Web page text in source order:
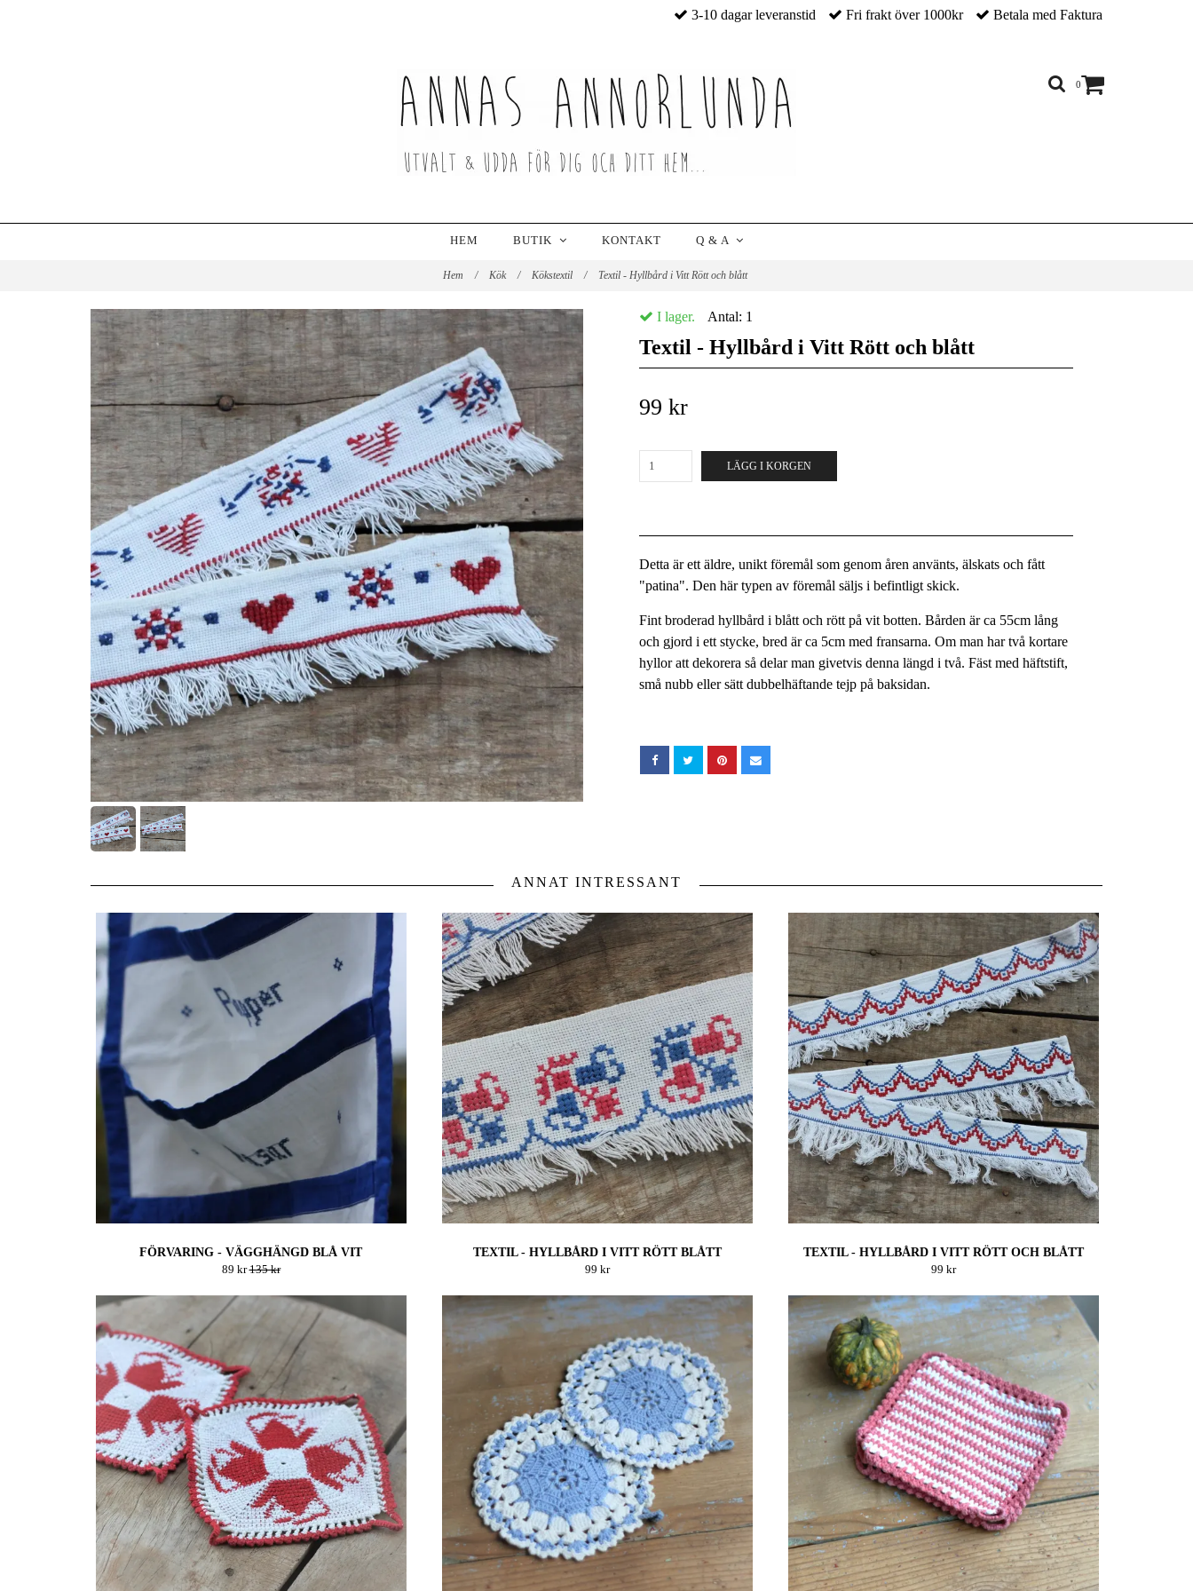
3-10 dagar leveranstid Fri frakt över 1000kr Betala med Faktura
0
HEM BUTIK KONTAKT Q & A
Hem / Kök / Kökstextil / Textil - Hyllbård i Vitt Rött och blått
I lager. Antal: 1
Textil - Hyllbård i Vitt Rött och blått
99 kr
LÄGG I KORGEN
Detta är ett äldre, unikt föremål som genom åren använts, älskats och fått
"patina". Den här typen av föremål säljs i befintligt skick.
Fint broderad hyllbård i blått och rött på vit botten. Bården är ca 55cm lång
och gjord i ett stycke, bred är ca 5cm med fransarna. Om man har två kortare
hyllor att dekorera så delar man givetvis denna längd i två. Fäst med häftstift,
små nubb eller sätt dubbelhäftande tejp på baksidan.
ANNAT INTRESSANT
FÖRVARING - VÄGGHÄNGD BLÅ VIT
89 kr135 kr
TEXTIL - HYLLBÅRD I VITT RÖTT BLÅTT
99 kr
TEXTIL - HYLLBÅRD I VITT RÖTT OCH BLÅTT
99 kr